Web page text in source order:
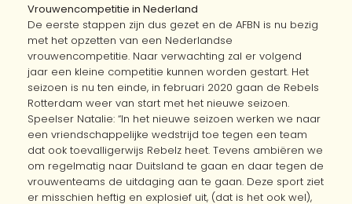
Vrouwencompetitie in Nederland
De eerste stappen zijn dus gezet en de AFBN is nu bezig
met het opzetten van een Nederlandse
vrouwencompetitie. Naar verwachting zal er volgend
jaar een kleine competitie kunnen worden gestart. Het
seizoen is nu ten einde, in februari 2020 gaan de Rebels
Rotterdam weer van start met het nieuwe seizoen.
Speelser Natalie: “In het nieuwe seizoen werken we naar
een vriendschappelijke wedstrijd toe tegen een team
dat ook toevalligerwijs Rebelz heet. Tevens ambiëren we
om regelmatig naar Duitsland te gaan en daar tegen de
vrouwenteams de uitdaging aan te gaan. Deze sport ziet
er misschien heftig en explosief uit, (dat is het ook wel),